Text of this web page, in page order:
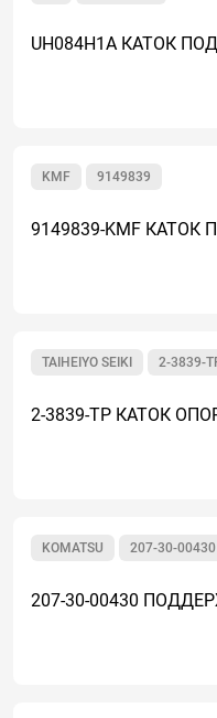
UH084H1A КАТОК
9149839
KMF
9149839-KMF
2-3839-
TAIHEIYO SEIKI
2-3839-TP КАТОК
207-30-00430
KOMATSU
207-30-00430